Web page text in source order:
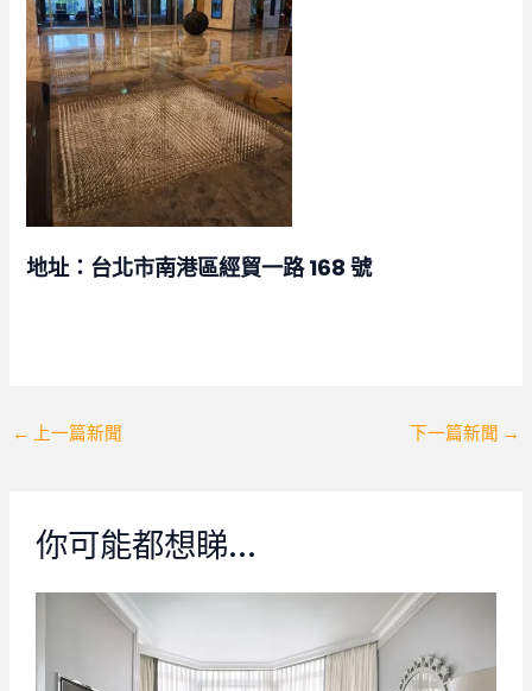
地址：台北市南港區經貿一路 168 號
Post
← 上一篇新聞 下一篇新聞 →
你可能都想睇…